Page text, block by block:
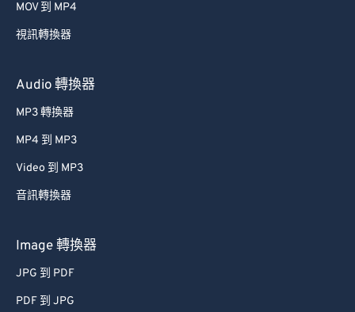
MOV 到 MP4
視訊轉換器
Audio 轉換器
MP3 轉換器
MP4 到 MP3
Video 到 MP3
音訊轉換器
Image 轉換器
JPG 到 PDF
PDF 到 JPG